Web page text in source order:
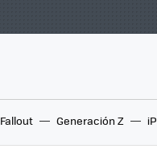
Fallout Generación Z